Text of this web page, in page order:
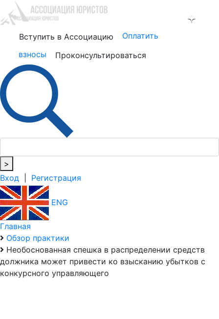
Вступить в Ассоциацию
Оплатить
взносы
Проконсультироваться
>
Вход
Регистрация
ENG
Главная
Обзор практики
Необоснованная спешка в распределении средств
должника может привести ко взысканию убытков с
конкурсного управляющего